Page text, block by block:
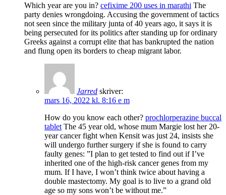
Which year are you in? cefixime 200 uses in marathi The
party denies wrongdoing. Accusing the government of tactics
not seen since the military junta of 40 years ago, it says it is
being persecuted for its politics after standing up for ordinary
Greeks against a corrupt elite that has bankrupted the nation
and flung open its borders to cheap migrant labor.
Jarred skriver:
mars 16, 2022 kl. 8:16 e m
How do you know each other? prochlorperazine buccal
tablet The 45 year old, whose mum Margie lost her 20-
year cancer fight when Kensit was just 24, insists she
will undergo further surgery if she is found to carry
faulty genes: ”I plan to get tested to find out if I’ve
inherited one of the high-risk cancer genes from my
mum. If I have, I won’t think twice about having a
double mastectomy. My goal is to live to a grand old
age so my sons won’t be without me.”